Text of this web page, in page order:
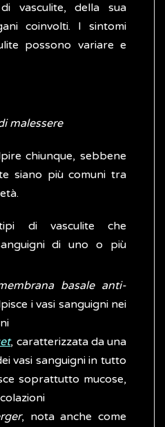
vasculite, della sua
coinvolti. I sintomi
possono variare e
malessere
chiunque, sebbene
siano più comuni tra
di vasculite che
di uno o più
basale anti-
i vasi sanguigni nei
, caratterizzata da una
vasi sanguigni in tutto
soprattutto mucose,
, nota anche come